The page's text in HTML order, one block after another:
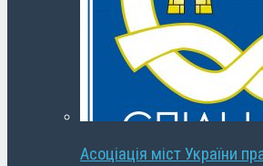
Асоціація міст України